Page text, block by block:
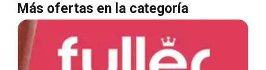
Más ofertas en la categoría